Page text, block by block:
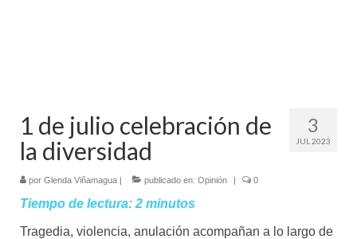
3
JUL 2023
1 de julio celebración de
la diversidad
por Glenda Viñamagua | publicado en: Opinión | 0
Tiempo de lectura: 2 minutos
Tragedia, violencia, anulación acompañan a lo largo de